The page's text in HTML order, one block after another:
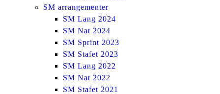
SM arrangementer
SM Lang 2024
SM Nat 2024
SM Sprint 2023
SM Stafet 2023
SM Lang 2022
SM Nat 2022
SM Stafet 2021